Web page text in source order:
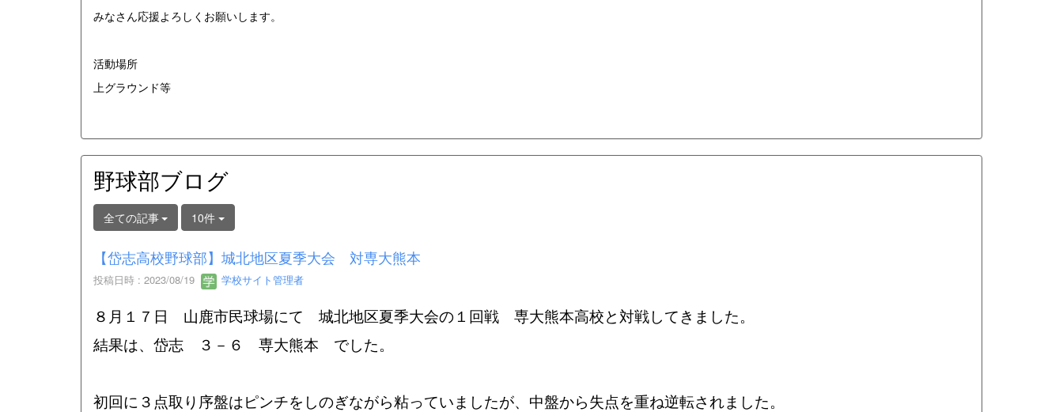
みなさん応援よろしくお願いします。
活動場所
上グラウンド等
野球部ブログ
全ての記事 10件
【岱志高校野球部】城北地区夏季大会 対専大熊本
投稿日時 : 2023/08/19 学校サイト管理者
８月１７日 山鹿市民球場にて 城北地区夏季大会の１回戦 専大熊本高校と対戦してきました。
結果は、岱志 ３－６ 専大熊本 でした。
初回に３点取り序盤はピンチをしのぎながら粘っていましたが、中盤から失点を重ね逆転されました。